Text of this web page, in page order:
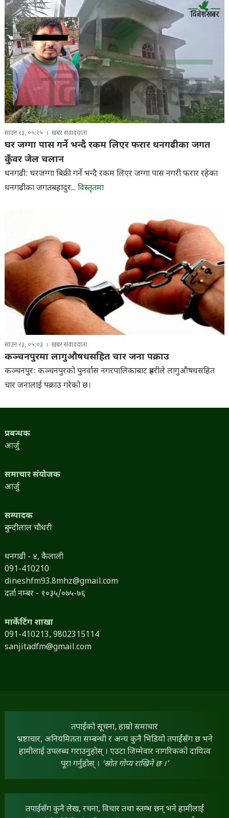
साउन २३, ०५:२५ खबर संवाददाता
घर जग्गा पास गर्ने भन्दै रकम लिएर फरार धनगढीका जगत
कुँवर जेल चलान
धनगढी: घरजग्गा बिक्री गर्ने भन्दै रकम लिएर जग्गा पास नगरी फरार रहेका
धनगढीका जगतबहादुर... विस्तृतमा
साउन २३, ०५:०३ खबर संवाददाता
कञ्चनपुरमा लागुऔषधसहित चार जना पक्राउ
कञ्चनपुर: कञ्चनपुरको पुनर्वास नगरपालिकाबाट प्रहरीले लागुऔषधसहित
चार जनालाई पक्राउ गरेको छ।
प्रबन्धक
आर्जु
समाचार संयोजक
आर्जु
सम्पादक
बुन्दीलाल चौधरी
धनगढी - ४, कैलाली
091-410210
dineshfm93.8mhz@gmail.com
दर्ता नम्बर - १०३५/०७५-७६
मार्केटिंग शाखा
091-410213, 9802315114
sanjitadfm@gmail.com
तपाईंको सूचना, हाम्रो समाचार
भ्रष्टाचार, अनियमितता सम्बन्धी र अन्य कुनै भिडियो तपाईंसँग छ भने
हामीलाई उपलब्ध गराउनुहोस् । एउटा जिम्मेवार नागरिकको दायित्व
पूरा गर्नुहोस् । ‘स्रोत गोप्य राखिने छ ।’
तपाईंसँग कुनै लेख, रचना, विचार तथा स्तम्भ छन् भने हामीलाई